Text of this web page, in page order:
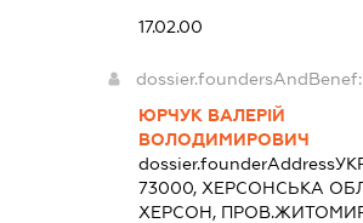
17.02.00
dossier.foundersAndBenef:
ЮРЧУК ВАЛЕРІЙ
ВОЛОДИМИРОВИЧ
dossier.founderAddress
73000, ХЕРСОНСЬКА
ХЕРСОН,